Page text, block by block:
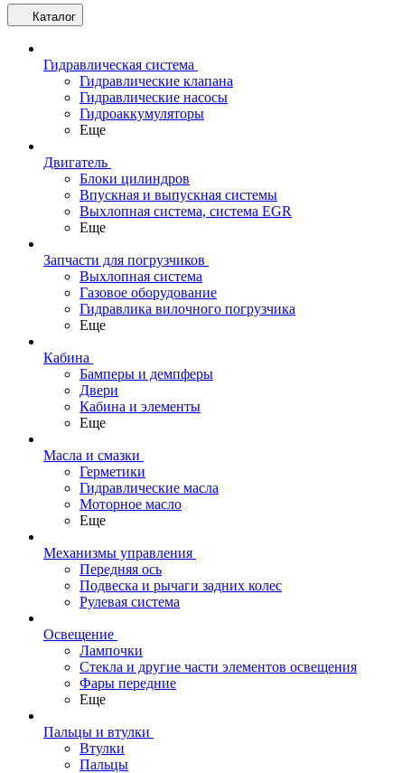
Каталог
Гидравлическая система
Гидравлические клапана
Гидравлические насосы
Гидроаккумуляторы
Еще
Двигатель
Блоки цилиндров
Впускная и выпускная системы
Выхлопная система, система EGR
Еще
Запчасти для погрузчиков
Выхлопная система
Газовое оборудование
Гидравлика вилочного погрузчика
Еще
Кабина
Бамперы и демпферы
Двери
Кабина и элементы
Еще
Масла и смазки
Герметики
Гидравлические масла
Моторное масло
Еще
Механизмы управления
Передняя ось
Подвеска и рычаги задних колес
Рулевая система
Освещение
Лампочки
Стекла и другие части элементов освещения
Фары передние
Еще
Пальцы и втулки
Втулки
Пальцы